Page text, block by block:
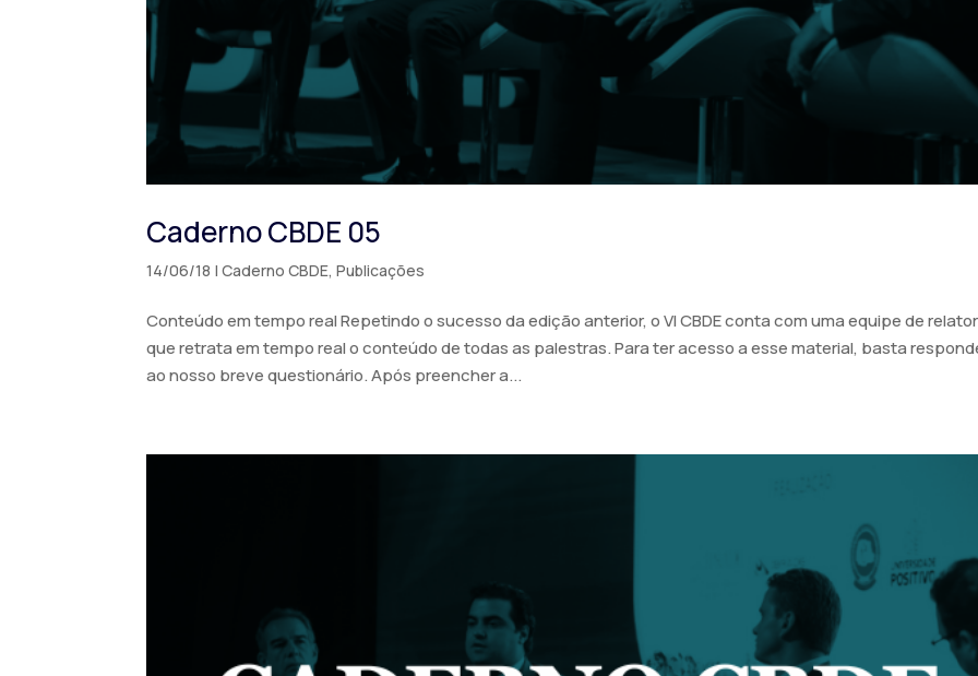
Caderno CBDE 05
14/06/18 |Caderno CBDE,Publicações
Conteúdo em tempo real Repetindo o sucesso da edição anterior, o VI CBDE conta com uma equipe de
que retrata em tempo real o conteúdo de todas as palestras. Para ter acesso a esse material, basta
ao nosso breve questionário. Após preencher a...